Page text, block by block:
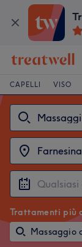
CAPELLI VISO
Trattamenti più
Massaggio